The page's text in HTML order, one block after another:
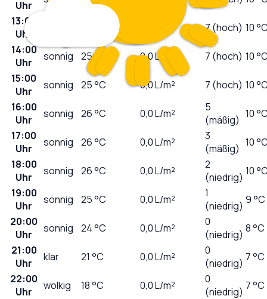
Uhr
13:00
Uhr
L/m² 7 (hoch) 10
14:00
Uhr
sonnig 25°C 0,0L/m² 7 (hoch) 10
15:00
Uhr
sonnig 25°C 0,0L/m² 7 (hoch) 10
16:00
Uhr
sonnig 26°C 0,0L/m²
5
(mäßig) 10
17:00
Uhr
sonnig 26°C 0,0L/m²
3
(mäßig) 10
18:00
Uhr
sonnig 26°C 0,0L/m²
2
(niedrig) 10
19:00
Uhr
sonnig 25°C 0,0L/m²
1
(niedrig) 9 °C
20:00
Uhr
sonnig 24°C 0,0L/m²
0
(niedrig) 8 °C
21:00
Uhr
klar 21 °C 0,0L/m²
0
(niedrig) 7 °C
22:00
Uhr
wolkig 18°C 0,0L/m²
0
(niedrig) 7 °C